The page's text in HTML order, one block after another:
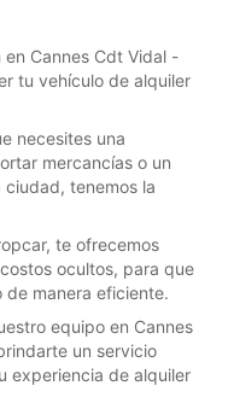
Cannes Cdt Vidal -
tu vehículo de alquiler
necesites una
mercancías o un
tenemos la
te ofrecemos
ocultos, para que
manera eficiente.
equipo en Cannes
un servicio
experiencia de alquiler